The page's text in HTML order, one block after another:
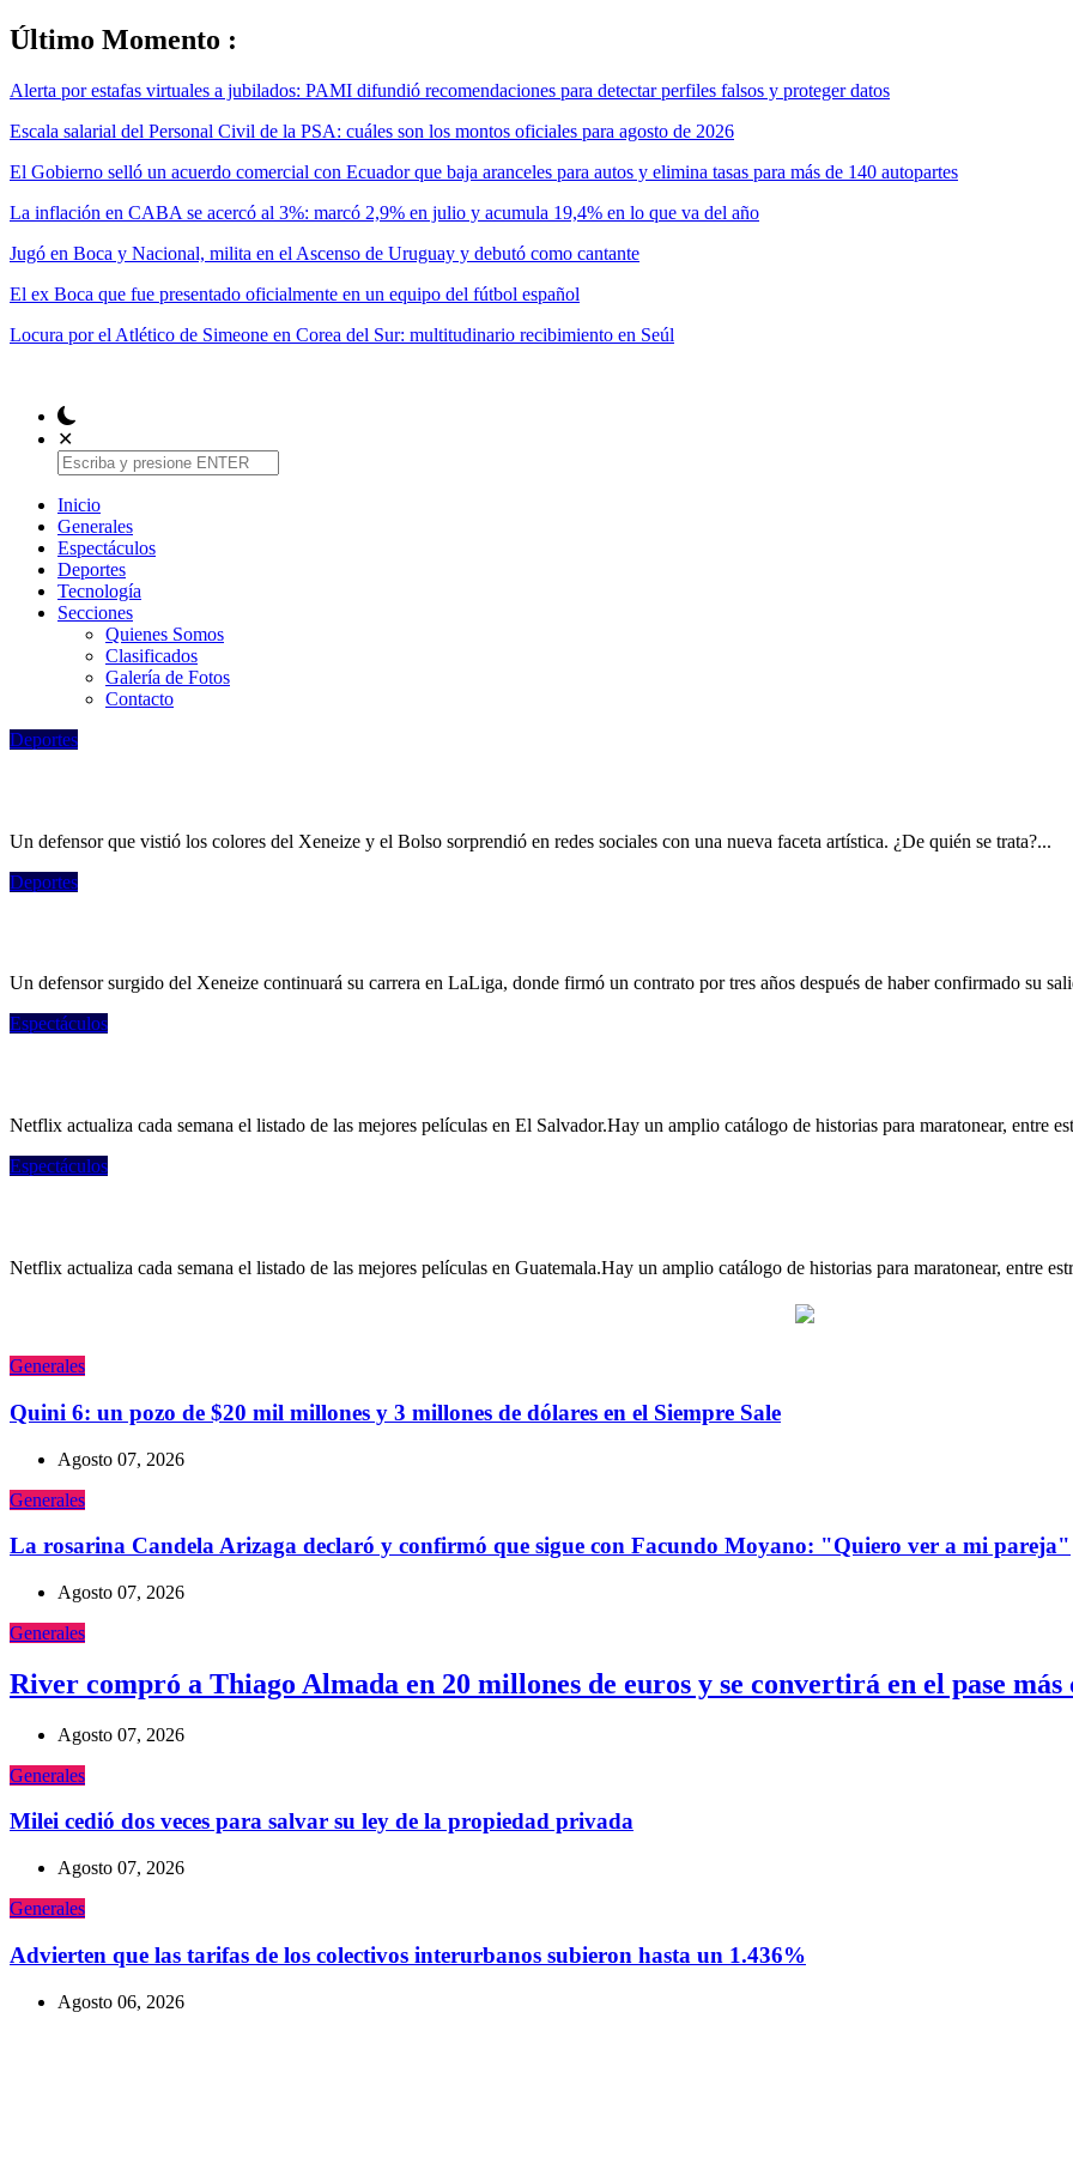
Último Momento :
Alerta por estafas virtuales a jubilados: PAMI difundió recomendaciones para detectar perfiles falsos y proteger datos
Escala salarial del Personal Civil de la PSA: cuáles son los montos oficiales para agosto de 2026
El Gobierno selló un acuerdo comercial con Ecuador que baja aranceles para autos y elimina tasas para más de 140 autopartes
La inflación en CABA se acercó al 3%: marcó 2,9% en julio y acumula 19,4% en lo que va del año
Jugó en Boca y Nacional, milita en el Ascenso de Uruguay y debutó como cantante
El ex Boca que fue presentado oficialmente en un equipo del fútbol español
Locura por el Atlético de Simeone en Corea del Sur: multitudinario recibimiento en Seúl
✕
Inicio
Generales
Espectáculos
Deportes
Tecnologí­a
Secciones
Quienes Somos
Clasificados
Galería de Fotos
Contacto
Deportes
Un defensor que vistió los colores del Xeneize y el Bolso sorprendió en redes sociales con una nueva faceta artística. ¿De quién se trata?...
Deportes
Un defensor surgido del Xeneize continuará su carrera en LaLiga, donde firmó un contrato por tres años después de haber confirmado su
Espectáculos
Netflix actualiza cada semana el listado de las mejores películas en El Salvador.Hay un amplio catálogo de historias para maratonear, entre
Espectáculos
Netflix actualiza cada semana el listado de las mejores películas en Guatemala.Hay un amplio catálogo de historias para maratonear, entre
Generales
Quini 6: un pozo de $20 mil millones y 3 millones de dólares en el Siempre Sale
Agosto 07, 2026
Generales
La rosarina Candela Arizaga declaró y confirmó que sigue con Facundo Moyano: "Quiero ver a mi pareja"
Agosto 07, 2026
Generales
River compró a Thiago Almada en 20 millones de euros y se convertirá en el pase
Agosto 07, 2026
Generales
Milei cedió dos veces para salvar su ley de la propiedad privada
Agosto 07, 2026
Generales
Advierten que las tarifas de los colectivos interurbanos subieron hasta un 1.436%
Agosto 06, 2026